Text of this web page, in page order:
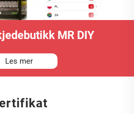
MR DIY
Les mer